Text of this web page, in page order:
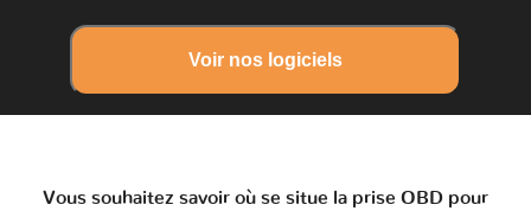
Voir nos logiciels
Vous souhaitez savoir où se situe la prise OBD pour